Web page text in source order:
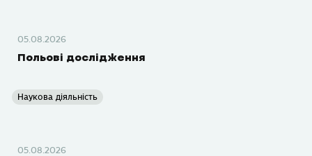
05.08.2026
Польові дослідження
Наукова діяльність
05.08.2026